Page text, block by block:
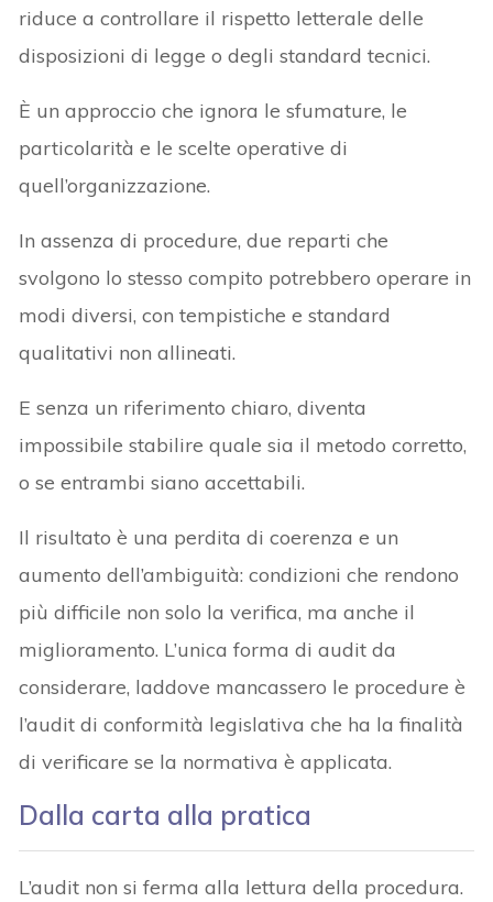
riduce a controllare il rispetto letterale delle
disposizioni di legge o degli standard tecnici.
È un approccio che ignora le sfumature, le
particolarità e le scelte operative di
quell’organizzazione.
In assenza di procedure, due reparti che
svolgono lo stesso compito potrebbero operare in
modi diversi, con tempistiche e standard
qualitativi non allineati.
E senza un riferimento chiaro, diventa
impossibile stabilire quale sia il metodo corretto,
o se entrambi siano accettabili.
Il risultato è una perdita di coerenza e un
aumento dell’ambiguità: condizioni che rendono
più difficile non solo la verifica, ma anche il
miglioramento. L’unica forma di audit da
considerare, laddove mancassero le procedure è
l’audit di conformità legislativa che ha la finalità
di verificare se la normativa è applicata.
Dalla carta alla pratica
L’audit non si ferma alla lettura della procedura.